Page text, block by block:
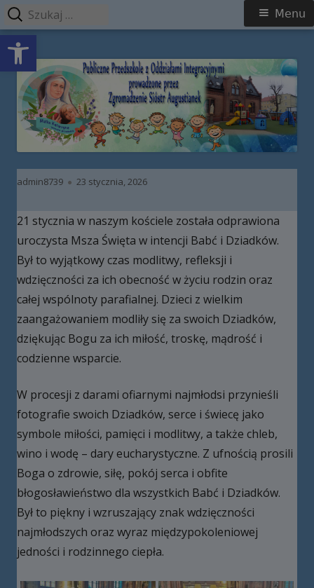
Open toolbar
Przeskocz
treści
Publiczne Przedszkole z Oddziałami
Integracyjnymi prowadzone przez
Zgromadzenie Sióstr Augustianek
Menu
główne
Menu
Autor
admin8739 Opublikowano
23 stycznia, 2026
21 stycznia w naszym kościele została odprawiona
uroczysta Msza Święta w intencji Babć i Dziadków.
Był to wyjątkowy czas modlitwy, refleksji i
wdzięczności za ich obecność w życiu rodzin oraz
całej wspólnoty parafialnej. Dzieci z wielkim
zaangażowaniem modliły się za swoich Dziadków,
dziękując Bogu za ich miłość, troskę, mądrość i
codzienne wsparcie.
W procesji z darami ofiarnymi najmłodsi przynieśli
fotografie swoich Dziadków, serce i świecę jako
symbole miłości, pamięci i modlitwy, a także chleb,
wino i wodę – dary eucharystyczne. Z ufnością prosili
Boga o zdrowie, siłę, pokój serca i obfite
błogosławieństwo dla wszystkich Babć i Dziadków.
Był to piękny i wzruszający znak wdzięczności
najmłodszych oraz wyraz międzypokoleniowej
jedności i rodzinnego ciepła.